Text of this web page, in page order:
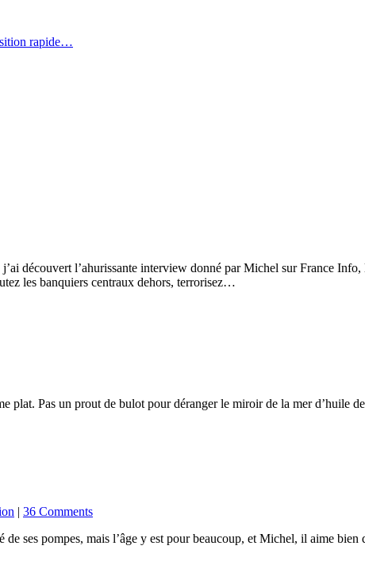
rapide…
découvert l’ahurissante interview donné par Michel sur France
les banquiers centraux dehors, terrorisez…
plat. Pas un prout de bulot pour déranger le miroir de la mer d’huile
| 36 Comments
ses pompes, mais l’âge y est pour beaucoup, et Michel, il aime